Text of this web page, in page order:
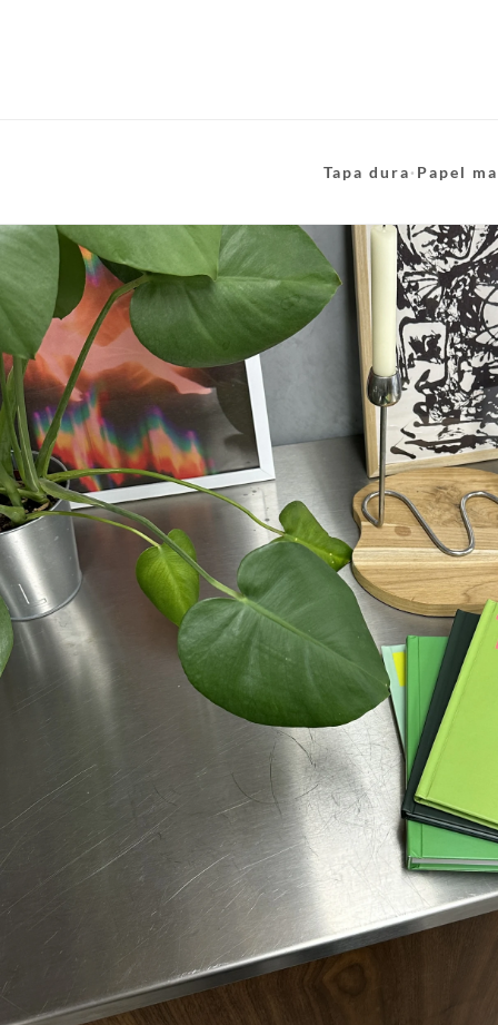
Tapa dura· Papel